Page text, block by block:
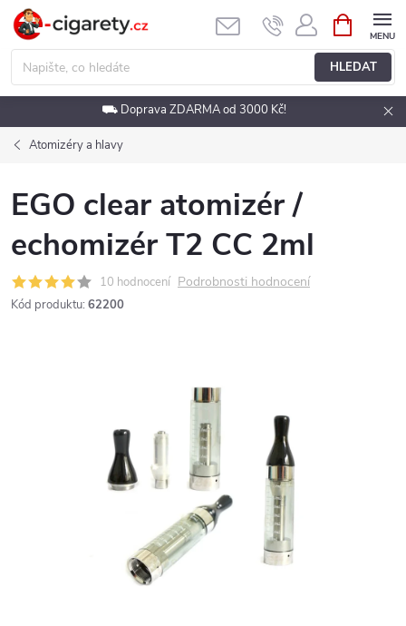
Přejít
obsah
HLEDAT
NÁKUPNÍ
KOŠÍK
⛟ Doprava ZDARMA od 3000 Kč!
Atomizéry a hlavy
EGO clear atomizér /
echomizér T2 CC 2ml
10 hodnocení Podrobnosti hodnocení
Kód produktu: 62200